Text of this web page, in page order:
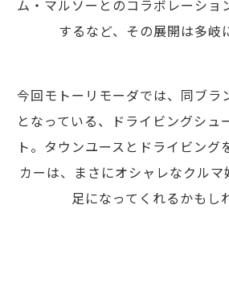
ム・マルソーとのコラボレーショ
するなど、その展開は多岐
今回モトーリモーダでは、同ブラ
となっている、ドライビングシュ
ト。タウンユースとドライビング
カーは、まさにオシャレなクル
足になってくれるかもし